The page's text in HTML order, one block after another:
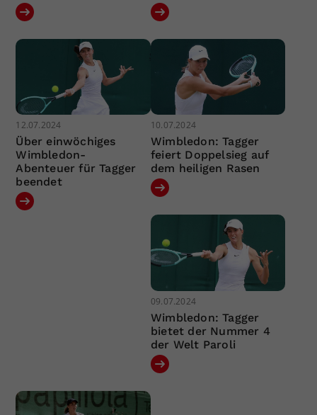
12.07.2024
Über einwöchiges
Wimbledon-
Abenteuer für Tagger
beendet
10.07.2024
Wimbledon: Tagger
feiert Doppelsieg auf
dem heiligen Rasen
09.07.2024
Wimbledon: Tagger
bietet der Nummer 4
der Welt Paroli